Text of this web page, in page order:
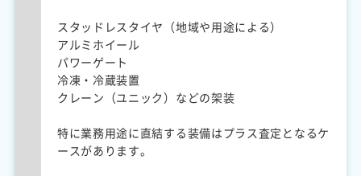
スタッドレスタイヤ（地域や用途による）
アルミホイール
パワーゲート
冷凍・冷蔵装置
クレーン（ユニック）などの架装
特に業務用途に直結する装備はプラス査定となるケ
ースがあります。